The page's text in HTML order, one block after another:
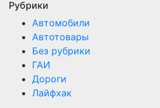
Рубрики
Автомобили
Автотовары
Без рубрики
ГАИ
Дороги
Лайфхак